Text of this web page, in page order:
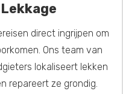
Lekkage
direct ingrijpen om
Ons team van
lokaliseert lekken
repareert ze grondig.